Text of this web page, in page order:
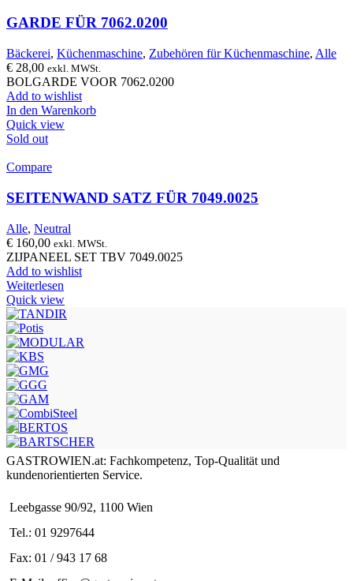
GARDE FÜR 7062.0200
Bäckerei, Küchenmaschine, Zubehören für Küchenmaschine, Alle
€ 28,00 exkl. MWSt.
BOLGARDE VOOR 7062.0200
Add to wishlist
In den Warenkorb
Quick view
Sold out
Compare
SEITENWAND SATZ FÜR 7049.0025
Alle, Neutral
€ 160,00 exkl. MWSt.
ZIJPANEEL SET TBV 7049.0025
Add to wishlist
Weiterlesen
Quick view
GASTROWIEN.at: Fachkompetenz, Top-Qualität und
kundenorientierten Service.
Leebgasse 90/92, 1100 Wien
Tel.: 01 9297644
Fax: 01 / 943 17 68